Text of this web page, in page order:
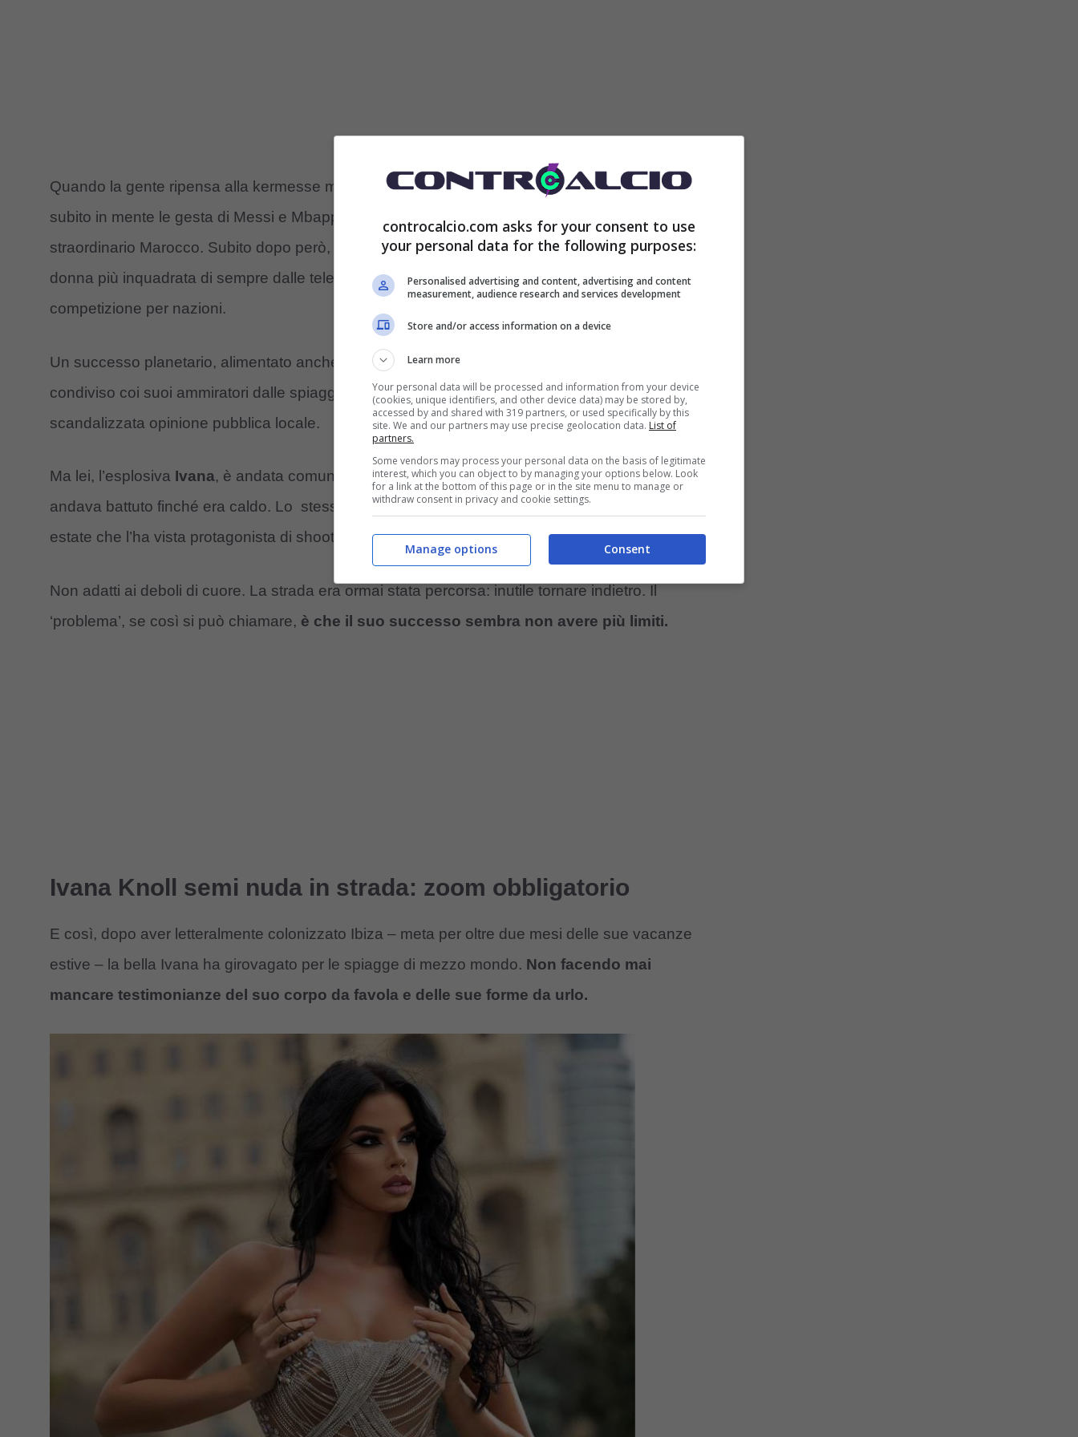
Quando la gente ripensa alla kermesse mondiale che ha visto trionfare l’Argentina, vengono
subito in mente le gesta di Messi e Mbappé, o le parate di Emiliano Martinez, o il miracolo dello
straordinario Marocco. Subito dopo però, la mente e il cuore vanno subito a lei, Ivana Knoll, la
donna più inquadrata di sempre dalle telecamere durante gli incontri della massima
competizione per nazioni.
Un successo planetario, alimentato anche dalle istantanee hot che l’ex Miss Croazia ha
condiviso coi suoi ammiratori dalle spiagge di Doha. E che le attirarono i rimbrotti della
scandalizzata opinione pubblica locale.
Ma lei, l’esplosiva Ivana, è andata comunque avanti per la sua strada. Consapevole che il ferro
andava battuto finché era caldo. Lo stesso ferro diventato poi rovente grazie ad una lunga
estate che l’ha vista protagonista di shooting da urlo.
Non adatti ai deboli di cuore. La strada era ormai stata percorsa: inutile tornare indietro. Il
‘problema’, se così si può chiamare, è che il suo successo sembra non avere più limiti.
Ivana Knoll semi nuda in strada: zoom obbligatorio
E così, dopo aver letteralmente colonizzato Ibiza – meta per oltre due mesi delle sue vacanze
estive – la bella Ivana ha girovagato per le spiagge di mezzo mondo. Non facendo mai
mancare testimonianze del suo corpo da favola e delle sue forme da urlo.
controcalcio.com asks for your consent to use
your personal data for the following purposes:
Personalised advertising and content, advertising and content
measurement, audience research and services development
Store and/or access information on a device
Learn more
Your personal data will be processed and information from your device
(cookies, unique identifiers, and other device data) may be stored by,
accessed by and shared with 319 partners, or used specifically by this
site. We and our partners may use precise geolocation data. List of
partners.
Some vendors may process your personal data on the basis of legitimate
interest, which you can object to by managing your options below. Look
for a link at the bottom of this page or in the site menu to manage or
withdraw consent in privacy and cookie settings.
Consent
Manage options